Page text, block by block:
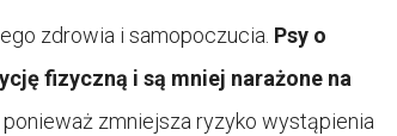
zdrowia i samopoczucia. Psy o
fizyczną i są mniej narażone na
zmniejsza ryzyko wystąpienia